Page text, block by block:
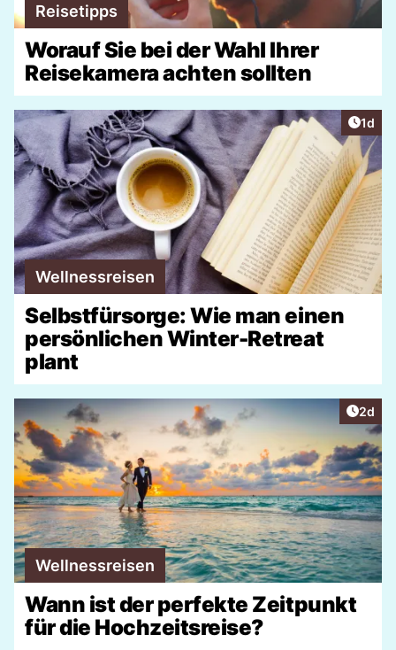
Reisetipps
Worauf Sie bei der Wahl Ihrer
Reisekamera achten sollten
1d
Wellnessreisen
Selbstfürsorge: Wie man einen
persönlichen Winter-Retreat
plant
2d
Wellnessreisen
Wann ist der perfekte Zeitpunkt
für die Hochzeitsreise?